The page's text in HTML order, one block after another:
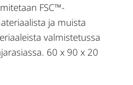
FSC™-
ja muista
valmistetussa
60 x 90 x 20